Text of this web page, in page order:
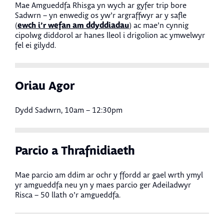
Mae Amgueddfa Rhisga yn wych ar gyfer trip bore
Sadwrn – yn enwedig os yw’r argraffwyr ar y safle
(ewch i’r wefan am ddyddiadau) ac mae’n cynnig
cipolwg diddorol ar hanes lleol i drigolion ac ymwelwyr
fel ei gilydd.
Oriau Agor
Dydd Sadwrn, 10am – 12:30pm
Parcio a Thrafnidiaeth
Mae parcio am ddim ar ochr y ffordd ar gael wrth ymyl
yr amgueddfa neu yn y maes parcio ger Adeiladwyr
Risca – 50 llath o’r amgueddfa.